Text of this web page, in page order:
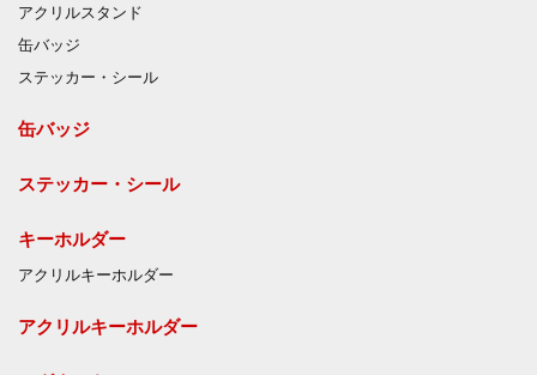
アクリルスタンド
缶バッジ
ステッカー・シール
缶バッジ
ステッカー・シール
キーホルダー
アクリルキーホルダー
アクリルキーホルダー